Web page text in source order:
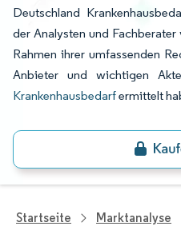
Deutschland
der Analysten und
Rahmen ihrer umfassenden
Anbieter und wichtigen
Krankenhausbedarfermittelt
Startseite Marktanalyse